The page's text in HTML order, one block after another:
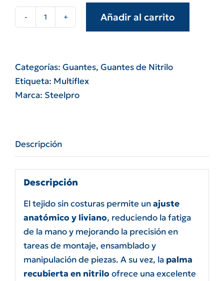
Guantes
Force
steelpro
cantidad
Añadir al carrito
Categorías: Guantes, Guantes de Nitrilo
Etiqueta: Multiflex
Marca: Steelpro
Descripción
Descripción
El tejido sin costuras permite unajuste
anatómico y liviano, reduciendo la fatiga
de la mano y mejorando la precisión en
tareas de montaje, ensamblado y
manipulación de piezas. A su vez, la palma
recubierta en nitrilo ofrece una excelente